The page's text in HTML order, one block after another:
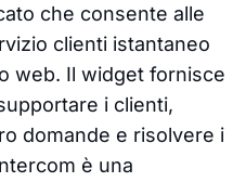
che consente alle
clienti istantaneo
web. Il widget fornisce
i clienti,
domande e risolvere i
è una